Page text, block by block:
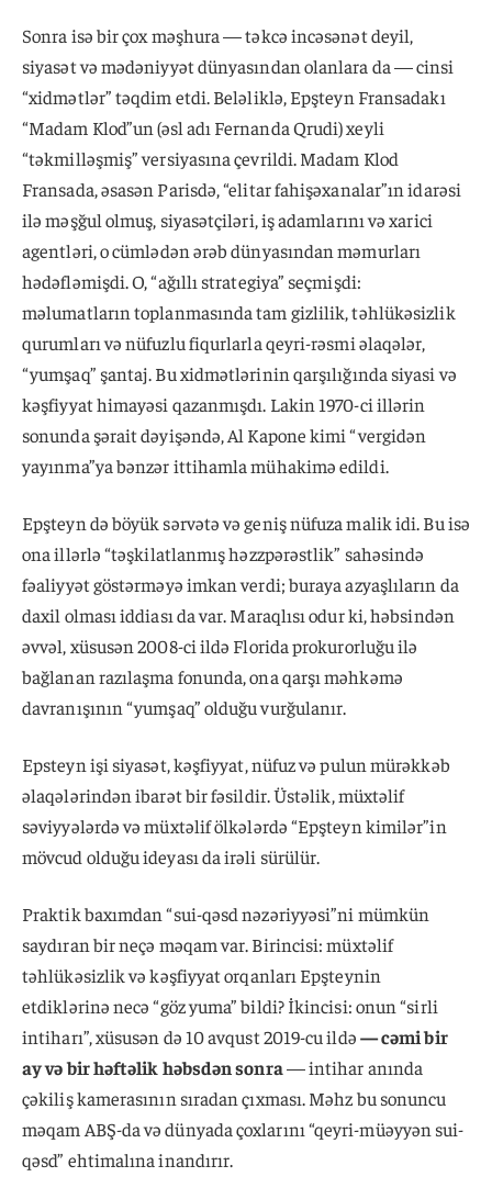
Sonra isə bir çox məşhura — təkcə incəsənət deyil,
siyasət və mədəniyyət dünyasından olanlara da — cinsi
“xidmətlər” təqdim etdi. Beləliklə, Epşteyn Fransadakı
“Madam Klod”un (əsl adı Fernanda Qrudi) xeyli
“təkmilləşmiş” versiyasına çevrildi. Madam Klod
Fransada, əsasən Parisdə, “elitar fahişəxanalar”ın idarəsi
ilə məşğul olmuş, siyasətçiləri, iş adamlarını və xarici
agentləri, o cümlədən ərəb dünyasından məmurları
hədəfləmişdi. O, “ağıllı strategiya” seçmişdi:
məlumatların toplanmasında tam gizlilik, təhlükəsizlik
qurumları və nüfuzlu fiqurlarla qeyri-rəsmi əlaqələr,
“yumşaq” şantaj. Bu xidmətlərinin qarşılığında siyasi və
kəşfiyyat himayəsi qazanmışdı. Lakin 1970-ci illərin
sonunda şərait dəyişəndə, Al Kapone kimi “vergidən
yayınma”ya bənzər ittihamla mühakimə edildi.
Epşteyn də böyük sərvətə və geniş nüfuza malik idi. Bu isə
ona illərlə “təşkilatlanmış həzzpərəstlik” sahəsində
fəaliyyət göstərməyə imkan verdi; buraya azyaşlıların da
daxil olması iddiası da var. Maraqlısı odur ki, həbsindən
əvvəl, xüsusən 2008-ci ildə Florida prokurorluğu ilə
bağlanan razılaşma fonunda, ona qarşı məhkəmə
davranışının “yumşaq” olduğu vurğulanır.
Epsteyn işi siyasət, kəşfiyyat, nüfuz və pulun mürəkkəb
əlaqələrindən ibarət bir fəsildir. Üstəlik, müxtəlif
səviyyələrdə və müxtəlif ölkələrdə “Epşteyn kimilər”in
mövcud olduğu ideyası da irəli sürülür.
Praktik baxımdan “sui-qəsd nəzəriyyəsi”ni mümkün
saydıran bir neçə məqam var. Birincisi: müxtəlif
təhlükəsizlik və kəşfiyyat orqanları Epşteynin
etdiklərinə necə “göz yuma” bildi? İkincisi: onun “sirli
intiharı”, xüsusən də 10 avqust 2019-cu ildə— cəmi bir
ay və bir həftəlik həbsdən sonra— intihar anında
çəkiliş kamerasının sıradan çıxması. Məhz bu sonuncu
məqam ABŞ-da və dünyada çoxlarını “qeyri-müəyyən sui-
qəsd” ehtimalına inandırır.